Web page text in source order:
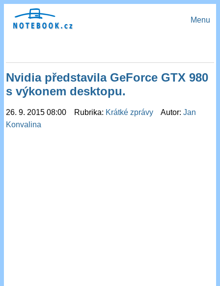
Menu
Nvidia představila GeForce GTX 980
s výkonem desktopu.
26. 9. 2015 08:00 Rubrika: Krátké zprávy Autor:Jan
Konvalina